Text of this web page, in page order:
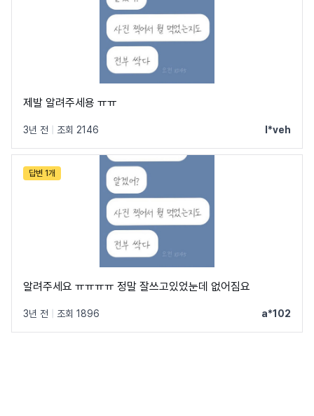
제발 알려주세용 ㅠㅠ
3년 전 조회 2146 l*veh
답변 1개
알려주세요 ㅠㅠㅠㅠ 정말 잘쓰고있었눈데 없어짐요
3년 전 조회 1896 a*102